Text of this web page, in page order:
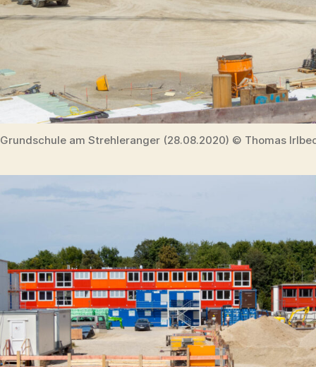
Grundschule am Strehleranger (28.08.2020) © Thomas